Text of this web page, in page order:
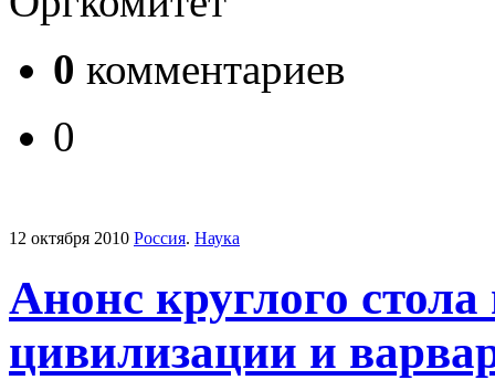
0 комментариев
0
12 октября 2010 Россия. Наука
Анонс круглого
цивилизации и